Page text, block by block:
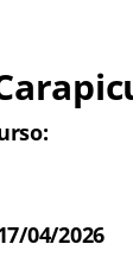
04/2026